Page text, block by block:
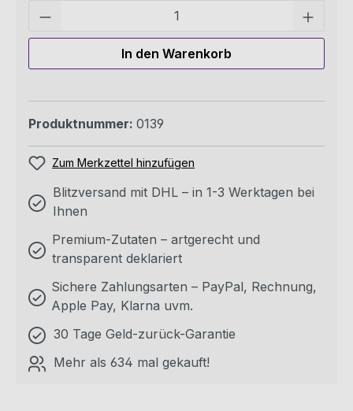
In den Warenkorb
Produktnummer: 0139
Zum Merkzettel hinzufügen
Blitzversand mit DHL – in 1-3 Werktagen bei
Ihnen
Premium-Zutaten – artgerecht und
transparent deklariert
Sichere Zahlungsarten – PayPal, Rechnung,
Apple Pay, Klarna uvm.
30 Tage Geld-zurück-Garantie
Mehr als 634 mal gekauft!